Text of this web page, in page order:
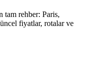
tam rehber: Paris,
fiyatlar, rotalar ve